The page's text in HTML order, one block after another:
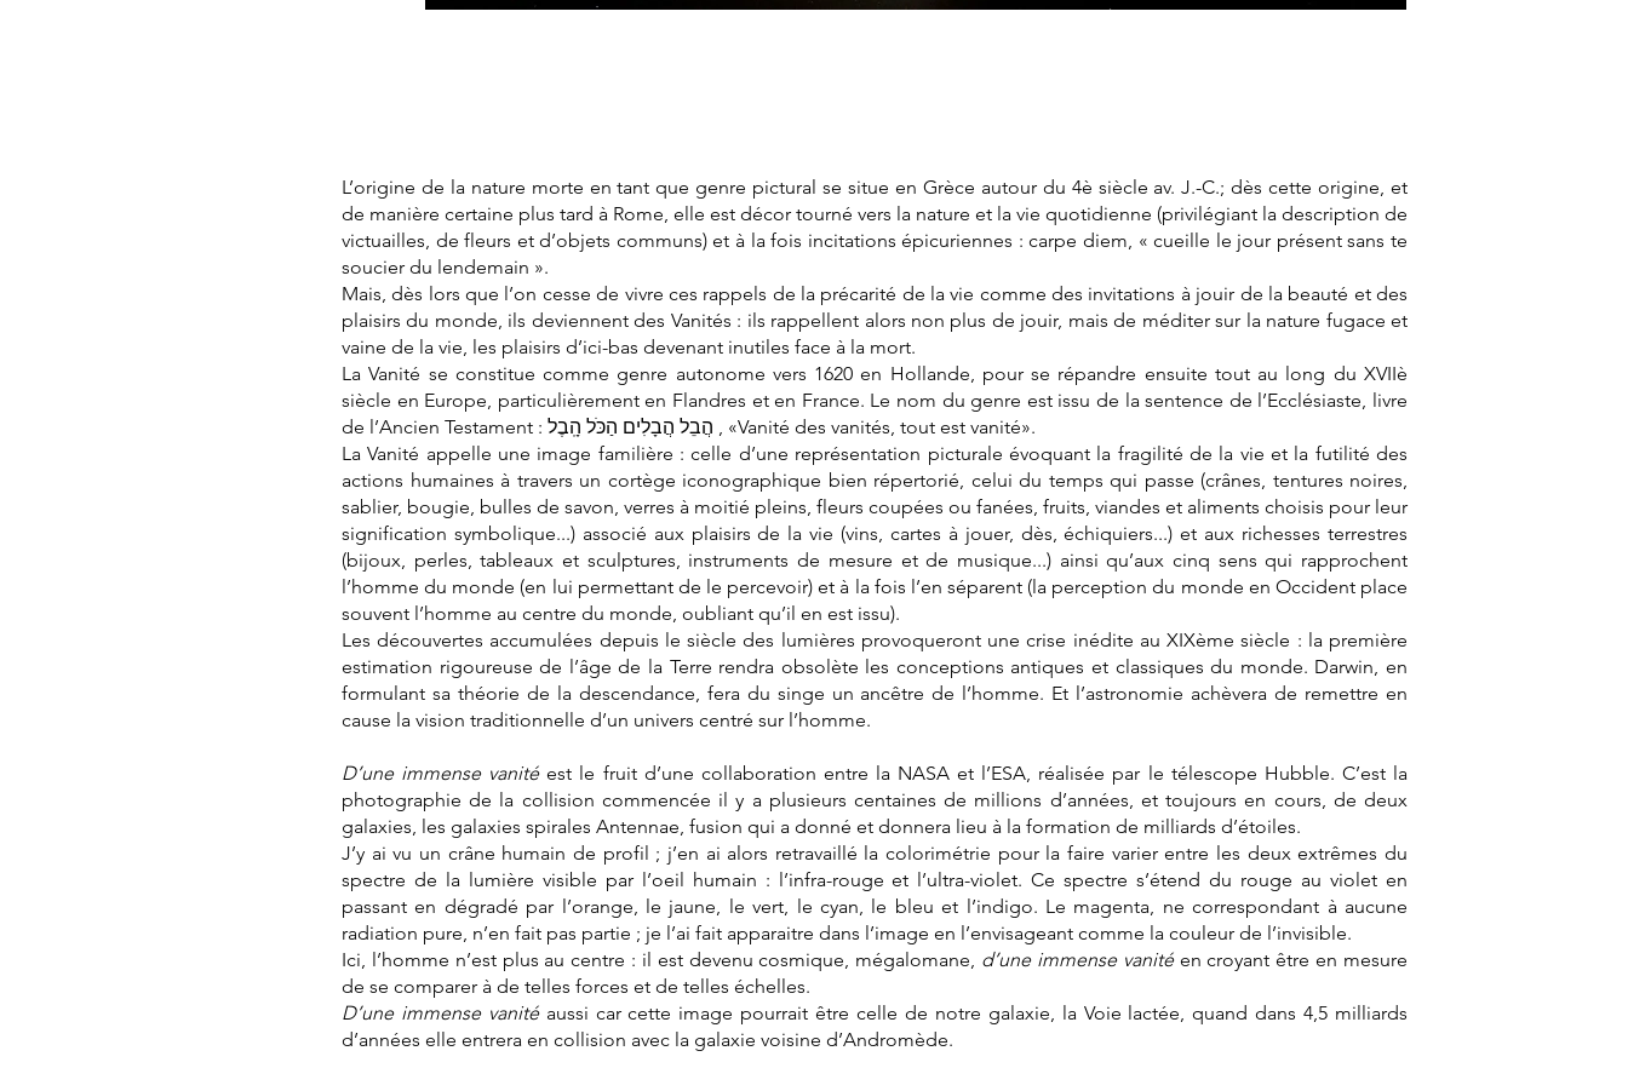
L’origine de la nature morte en tant que genre pictural se situe en Grèce autour du 4è siècle av. J.-C.; dès cette origine, et
de manière certaine plus tard à Rome, elle est décor tourné vers la nature et la vie quotidienne (privilégiant la description de
victuailles, de fleurs et d’objets communs) et à la fois incitations épicuriennes : carpe diem, « cueille le jour présent sans te
soucier du lendemain ».
Mais, dès lors que l’on cesse de vivre ces rappels de la précarité de la vie comme des invitations à jouir de la beauté et des
plaisirs du monde, ils deviennent des Vanités : ils rappellent alors non plus de jouir, mais de méditer sur la nature fugace et
vaine de la vie, les plaisirs d’ici-bas devenant inutiles face à la mort.
La Vanité se constitue comme genre autonome vers 1620 en Hollande, pour se répandre ensuite tout au long du XVIIè
siècle en Europe, particulièrement en Flandres et en France. Le nom du genre est issu de la sentence de l’Ecclésiaste, livre
de l’Ancien Testament : הֲבֵל‭ ‬הֲבָלִים‭ ‬הַכֹּל‭ ‬הָֽבֶל , «Vanité des vanités, tout est vanité».
La Vanité appelle une image familière : celle d’une représentation picturale évoquant la fragilité de la vie et la futilité des
actions humaines à travers un cortège iconographique bien répertorié, celui du temps qui passe (crânes, tentures noires,
sablier, bougie, bulles de savon, verres à moitié pleins, fleurs coupées ou fanées, fruits, viandes et aliments choisis pour leur
signification symbolique...) associé aux plaisirs de la vie (vins, cartes à jouer, dès, échiquiers...) et aux richesses terrestres
(bijoux, perles, tableaux et sculptures, instruments de mesure et de musique...) ainsi qu’aux cinq sens qui rapprochent
l’homme du monde (en lui permettant de le percevoir) et à la fois l’en séparent (la perception du monde en Occident place
souvent l’homme au centre du monde, oubliant qu’il en est issu).
Les découvertes accumulées depuis le siècle des lumières provoqueront une crise inédite au XIXème siècle : la première
estimation rigoureuse de l’âge de la Terre rendra obsolète les conceptions antiques et classiques du monde. Darwin, en
formulant sa théorie de la descendance, fera du singe un ancêtre de l’homme. Et l’astronomie achèvera de remettre en
cause la vision traditionnelle d’un univers centré sur l’homme.
D’une immense vanitéest le fruit d’une collaboration entre la NASA et l’ESA, réalisée par le télescope Hubble. C’est la
photographie de la collision commencée il y a plusieurs centaines de millions d’années, et toujours en cours, de deux
galaxies, les galaxies spirales Antennae, fusion qui a donné et donnera lieu à la formation de milliards d’étoiles.
J’y ai vu un crâne humain de profil ; j’en ai alors retravaillé la colorimétrie pour la faire varier entre les deux extrêmes du
spectre de la lumière visible par l’oeil humain : l’infra-rouge et l’ultra-violet. Ce spectre s’étend du rouge au violet en
passant en dégradé par l’orange, le jaune, le vert, le cyan, le bleu et l’indigo. Le magenta, ne correspondant à aucune
radiation pure, n’en fait pas partie ; je l’ai fait apparaitre dans l’image en l’envisageant comme la couleur de l’invisible.
Ici, l’homme n’est plus au centre : il est devenu cosmique, mégalomane, d’une immense vanitéen croyant être en mesure
de se comparer à de telles forces et de telles échelles.
D’une immense vanitéaussi car cette image pourrait être celle de notre galaxie, la Voie lactée, quand dans 4,5 milliards
d’années elle entrera en collision avec la galaxie voisine d’Andromède.